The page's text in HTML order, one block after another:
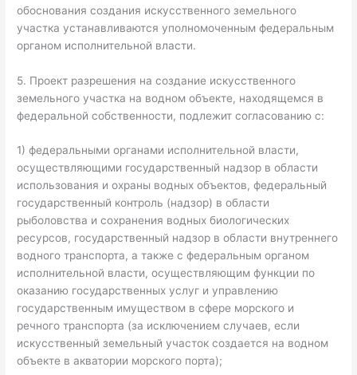
обоснования создания искусственного земельного
участка устанавливаются уполномоченным федеральным
органом исполнительной власти.
5. Проект разрешения на создание искусственного
земельного участка на водном объекте, находящемся в
федеральной собственности, подлежит согласованию с:
1) федеральными органами исполнительной власти,
осуществляющими государственный надзор в области
использования и охраны водных объектов, федеральный
государственный контроль (надзор) в области
рыболовства и сохранения водных биологических
ресурсов, государственный надзор в области внутреннего
водного транспорта, а также с федеральным органом
исполнительной власти, осуществляющим функции по
оказанию государственных услуг и управлению
государственным имуществом в сфере морского и
речного транспорта (за исключением случаев, если
искусственный земельный участок создается на водном
объекте в акватории морского порта);